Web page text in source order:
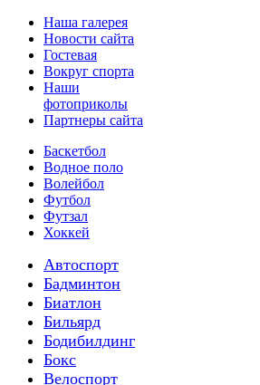
Наша галерея
Новости сайта
Гостевая
Вокруг спорта
Наши
фотоприколы
Партнеры сайта
Баскетбол
Водное поло
Волейбол
Футбол
Футзал
Хоккей
Автоспорт
Бадминтон
Биатлон
Бильярд
Бодибилдинг
Бокс
Велоспорт